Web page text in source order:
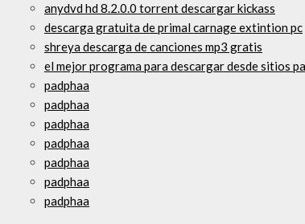
anydvd hd 8.2.0.0 torrent descargar kickass
descarga gratuita de primal carnage extintion pc
shreya descarga de canciones mp3 gratis
el mejor programa para descargar desde sitios
padphaa
padphaa
padphaa
padphaa
padphaa
padphaa
padphaa